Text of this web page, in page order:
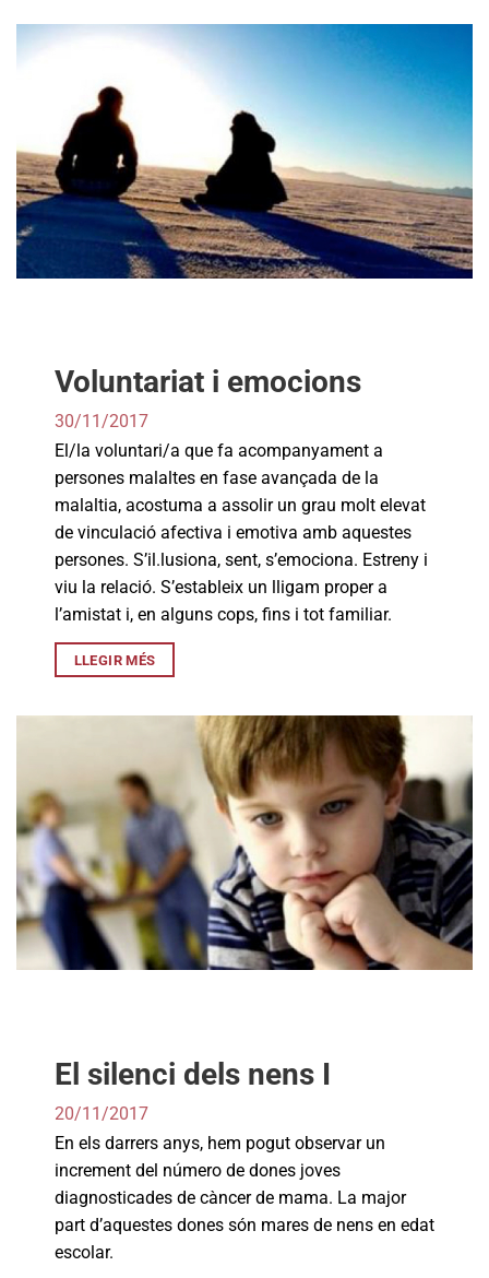
Voluntariat i emocions
30/11/2017
El/la voluntari/a que fa acompanyament a
persones malaltes en fase avançada de la
malaltia, acostuma a assolir un grau molt elevat
de vinculació afectiva i emotiva amb aquestes
persones. S’il.lusiona, sent, s’emociona. Estreny i
viu la relació. S’estableix un lligam proper a
l’amistat i, en alguns cops, fins i tot familiar.
LLEGIR MÉS
El silenci dels nens I
20/11/2017
En els darrers anys, hem pogut observar un
increment del número de dones joves
diagnosticades de càncer de mama. La major
part d’aquestes dones són mares de nens en edat
escolar.